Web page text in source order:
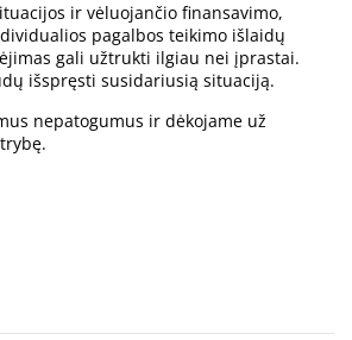
ir vėluojančio finansavimo,
pagalbos teikimo išlaidų
gali užtrukti ilgiau nei įprastai.
išspręsti susidariusią situaciją.
nepatogumus ir dėkojame už